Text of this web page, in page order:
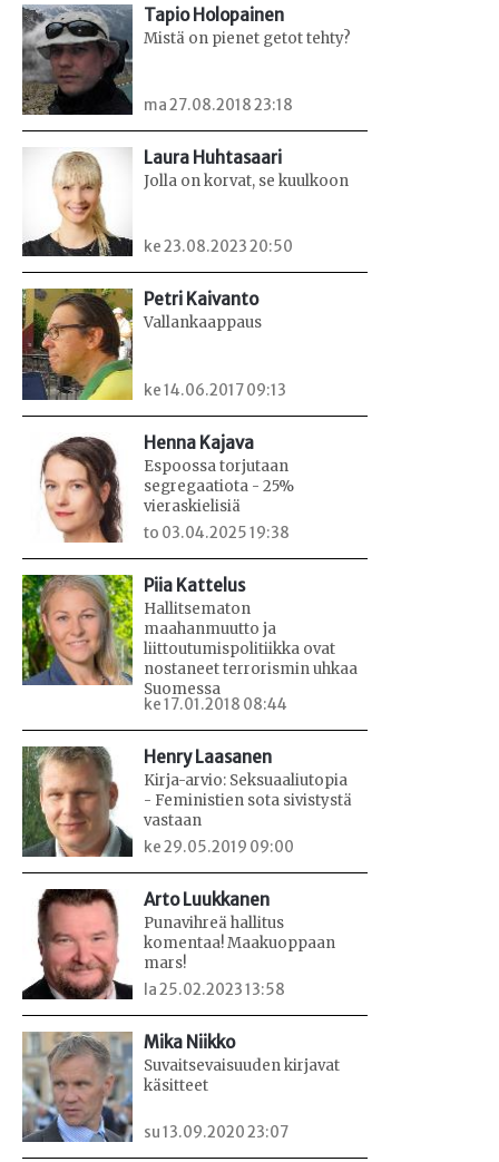
Tapio Holopainen
Mistä on pienet getot tehty?
ma 27.08.2018 23:18
Laura Huhtasaari
Jolla on korvat, se kuulkoon
ke 23.08.2023 20:50
Petri Kaivanto
Vallankaappaus
ke 14.06.2017 09:13
Henna Kajava
Espoossa torjutaan
segregaatiota - 25%
vieraskielisiä
to 03.04.2025 19:38
Piia Kattelus
Hallitsematon
maahanmuutto ja
liittoutumispolitiikka ovat
nostaneet terrorismin uhkaa
Suomessa
ke 17.01.2018 08:44
Henry Laasanen
Kirja-arvio: Seksuaaliutopia
- Feministien sota sivistystä
vastaan
ke 29.05.2019 09:00
Arto Luukkanen
Punavihreä hallitus
komentaa! Maakuoppaan
mars!
la 25.02.2023 13:58
Mika Niikko
Suvaitsevaisuuden kirjavat
käsitteet
su 13.09.2020 23:07